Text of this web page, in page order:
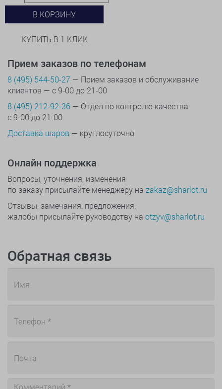
В КОРЗИНУ
КУПИТЬ В 1 КЛИК
Прием заказов по телефонам
8 (495) 544-50-27 — Прием заказов и обслуживание
клиентов — с 9-00 до 21-00
8 (495) 212-92-36 — Отдел по контролю качества
с 9-00 до 21-00
Доставка шаров — круглосуточно
Онлайн поддержка
Вопросы, уточнения, изменения
по заказу присылайте менеджеру на zakaz@sharlot.ru
Отзывы, замечания, предложения,
жалобы присылайте руководству на otzyv@sharlot.ru
Обратная связь